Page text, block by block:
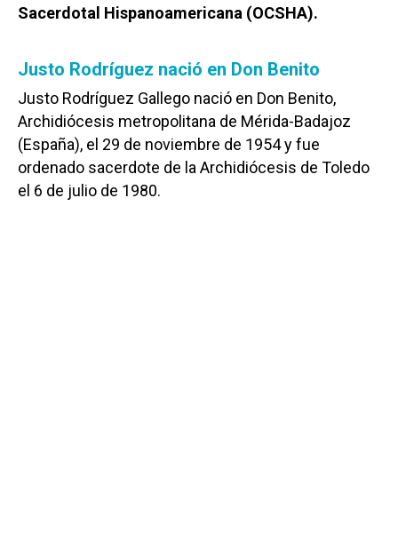
Sacerdotal Hispanoamericana (OCSHA).
Justo Rodríguez nació en Don Benito
Justo Rodríguez Gallego nació en Don Benito,
Archidiócesis metropolitana de Mérida-Badajoz
(España), el 29 de noviembre de 1954 y fue
ordenado sacerdote de la Archidiócesis de Toledo
el 6 de julio de 1980.